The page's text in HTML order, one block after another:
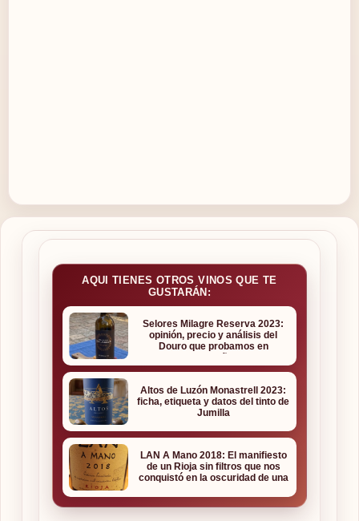
AQUI TIENES OTROS VINOS QUE TE
GUSTARÁN:
Selores Milagre Reserva 2023:
opinión, precio y análisis del
Douro que probamos en
Altos de Luzón Monastrell 2023:
ficha, etiqueta y datos del tinto de
Jumilla
LAN A Mano 2018: El manifiesto
de un Rioja sin filtros que nos
conquistó en la oscuridad de una